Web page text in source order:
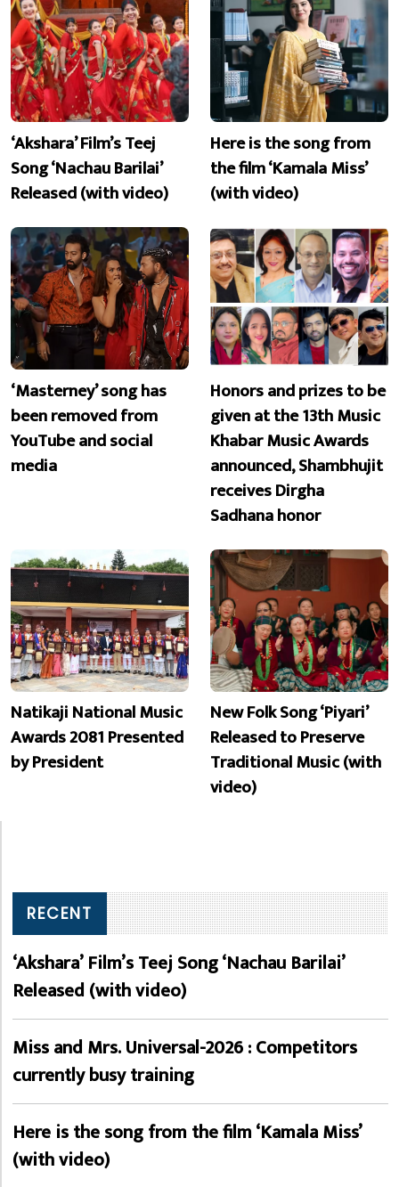
‘Akshara’ Film’s Teej
Song ‘Nachau Barilai’
Released (with video)
Here is the song from
the film ‘Kamala Miss’
(with video)
‘Masterney’ song has
been removed from
YouTube and social
media
Honors and prizes to be
given at the 13th Music
Khabar Music Awards
announced, Shambhujit
receives Dirgha
Sadhana honor
Natikaji National Music
Awards 2081 Presented
by President
New Folk Song ‘Piyari’
Released to Preserve
Traditional Music (with
video)
RECENT
‘Akshara’ Film’s Teej Song ‘Nachau Barilai’
Released (with video)
Miss and Mrs. Universal-2026 : Competitors
currently busy training
Here is the song from the film ‘Kamala Miss’
(with video)